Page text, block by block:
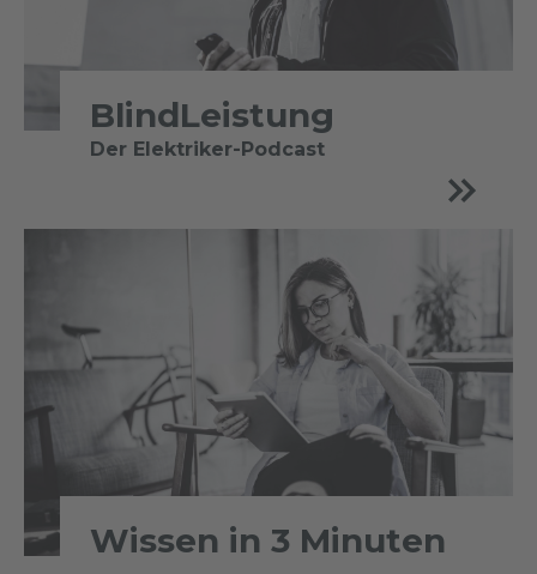
BlindLeistung
Der Elektriker-Podcast
Wissen in 3 Minuten